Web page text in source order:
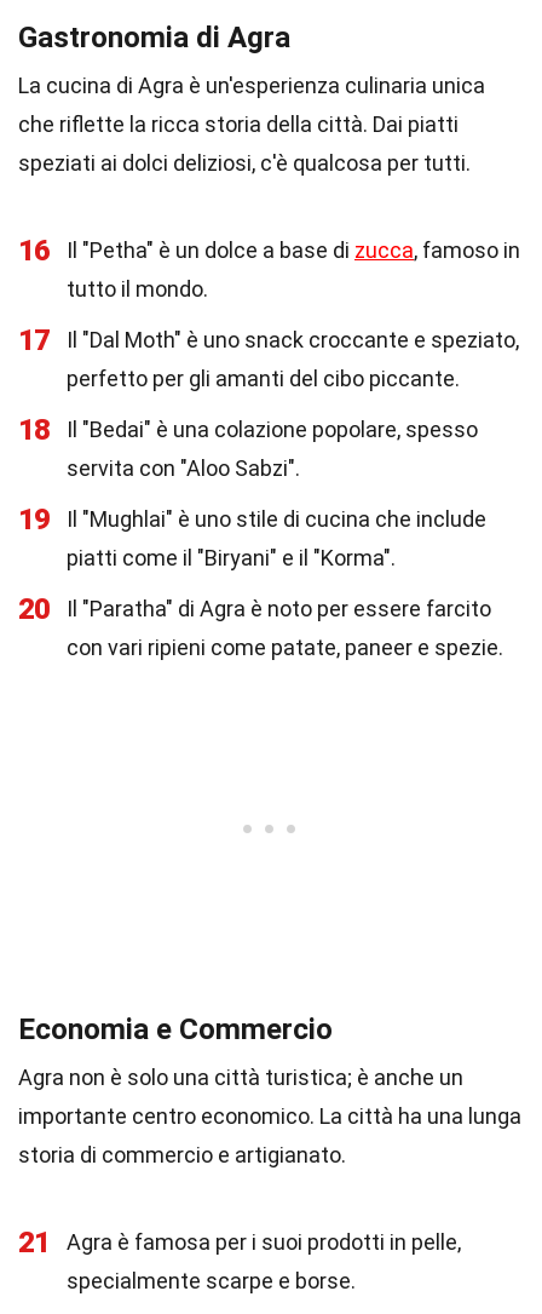
Gastronomia di Agra
La cucina di Agra è un'esperienza culinaria unica
che riflette la ricca storia della città. Dai piatti
speziati ai dolci deliziosi, c'è qualcosa per tutti.
16 Il "Petha" è un dolce a base di zucca, famoso in
tutto il mondo.
17
Il "Dal Moth" è uno snack croccante e speziato,
perfetto per gli amanti del cibo piccante.
18
Il "Bedai" è una colazione popolare, spesso
servita con "Aloo Sabzi".
19
Il "Mughlai" è uno stile di cucina che include
piatti come il "Biryani" e il "Korma".
20
Il "Paratha" di Agra è noto per essere farcito
con vari ripieni come patate, paneer e spezie.
Economia e Commercio
Agra non è solo una città turistica; è anche un
importante centro economico. La città ha una lunga
storia di commercio e artigianato.
21
Agra è famosa per i suoi prodotti in pelle,
specialmente scarpe e borse.